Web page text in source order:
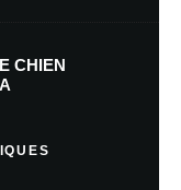
par e-mail.
mail.
CHIEN